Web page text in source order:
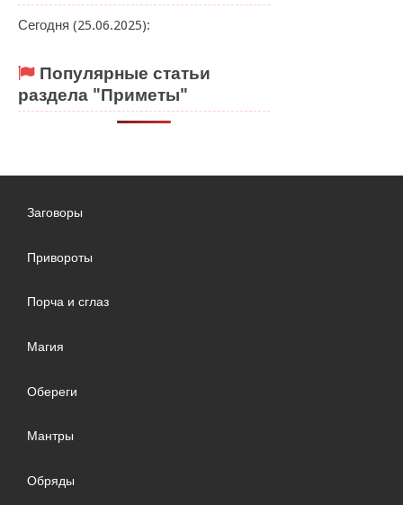
Сегодня (25.06.2025):
Популярные статьи
раздела "Приметы"
Заговоры
Привороты
Порча и сглаз
Магия
Обереги
Мантры
Обряды